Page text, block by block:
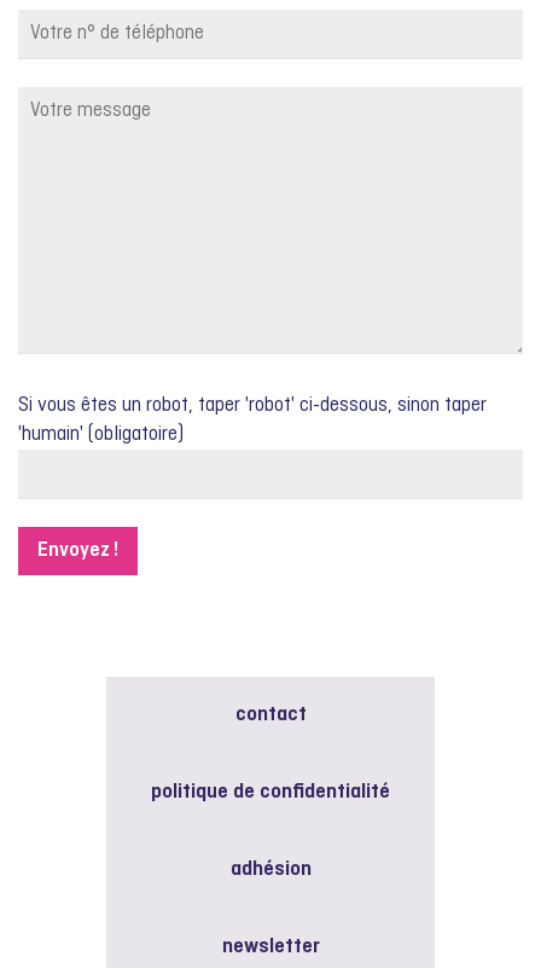
Si vous êtes un robot, taper 'robot' ci-dessous, sinon taper
'humain' (obligatoire)
contact
politique de confidentialité
adhésion
newsletter